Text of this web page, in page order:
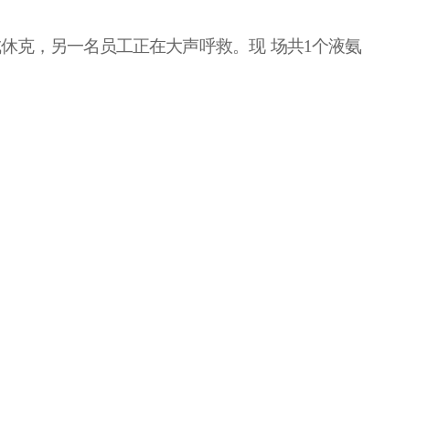
克，另一名员工正在大声呼救。现 场共1个液氨